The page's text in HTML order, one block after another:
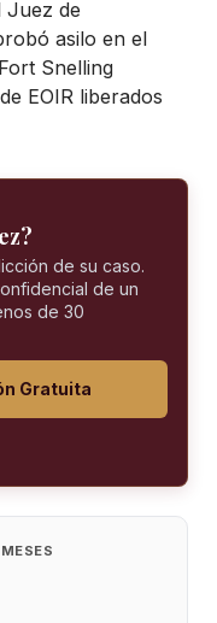
Juez de
asilo en el
Snelling
EOIR liberados
de su caso.
de un
de 30
Gratuita